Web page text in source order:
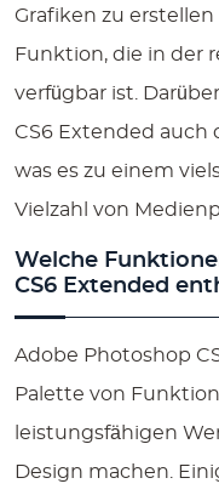
Grafiken zu
Funktion, die in der
verfügbar ist.
CS6 Extended auch
was es zu einem
Vielzahl von
Welche
CS6 Extended
Adobe Photoshop
Palette von
leistungsfähigen
Design machen.